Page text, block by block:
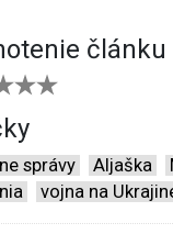
článku
správy Aljaška
vojna na